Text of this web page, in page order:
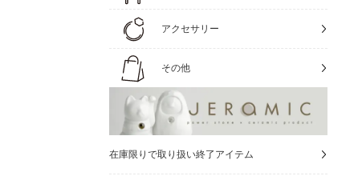
アクセサリー
その他
在庫限りで取り扱い終了アイテム